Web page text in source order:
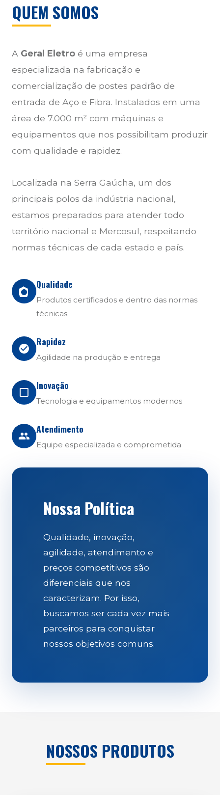
QUEM SOMOS
A Geral Eletro é uma empresa
especializada na fabricação e
comercialização de postes padrão de
entrada de Aço e Fibra. Instalados em uma
área de 7.000 m² com máquinas e
equipamentos que nos possibilitam produzir
com qualidade e rapidez.
Localizada na Serra Gaúcha, um dos
principais polos da indústria nacional,
estamos preparados para atender todo
território nacional e Mercosul, respeitando
normas técnicas de cada estado e país.
Qualidade
Produtos certificados e dentro das normas
técnicas
Rapidez
Agilidade na produção e entrega
Inovação
Tecnologia e equipamentos modernos
Atendimento
Equipe especializada e comprometida
Nossa Política
Qualidade, inovação,
agilidade, atendimento e
preços competitivos são
diferenciais que nos
caracterizam. Por isso,
buscamos ser cada vez mais
parceiros para conquistar
nossos objetivos comuns.
NOSSOS PRODUTOS